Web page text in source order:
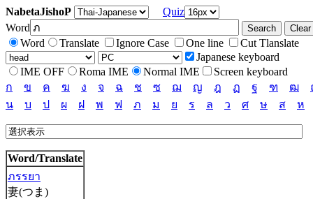
NabetaJishoP
Quiz
Word
Word
Translate Ignore Case One line
Cut Tlanslate
Japanese keyboard
IME OFF
Roma IME Normal IME
Screen keyboard
ก
ข ค ฆ ง จ ฉ ช ซ ฌ ญ ฎ ฏ ฐ ฑ ฒ
น
บ ป ผ ฝ พ ฟ ภ ม ย ร ล ว ศ ษ ส ห
Word/Translate
ภรรยา
妻(つま)